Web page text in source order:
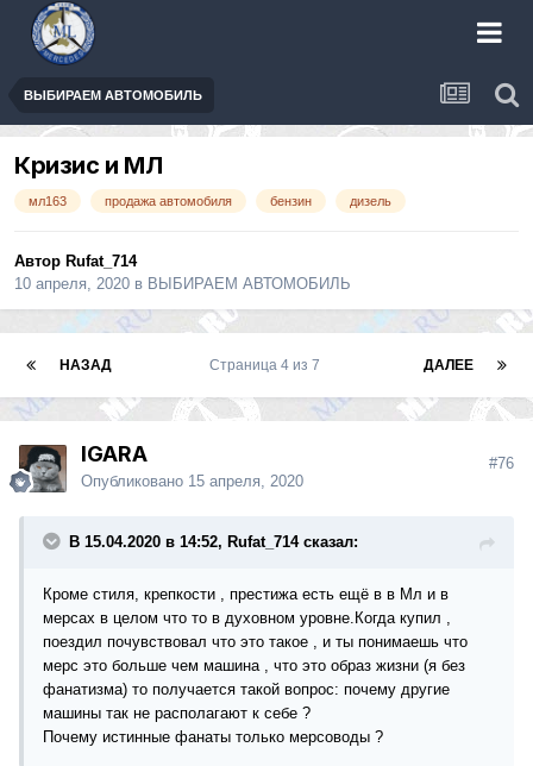
ВЫБИРАЕМ АВТОМОБИЛЬ
Кризис и МЛ
мл163 продажа автомобиля бензин дизель
Автор Rufat_714
10 апреля, 2020 в ВЫБИРАЕМ АВТОМОБИЛЬ
НАЗАД ДАЛЕЕ
Страница 4 из 7
IGARA
Опубликовано 15 апреля, 2020
#76
В 15.04.2020 в 14:52, Rufat_714 сказал:
Кроме стиля, крепкости , престижа есть ещё в в Мл и в
мерсах в целом что то в духовном уровне.Когда купил ,
поездил почувствовал что это такое , и ты понимаешь что
мерс это больше чем машина , что это образ жизни (я без
фанатизма) то получается такой вопрос: почему другие
машины так не располагают к себе ?
Почему истинные фанаты только мерсоводы ?